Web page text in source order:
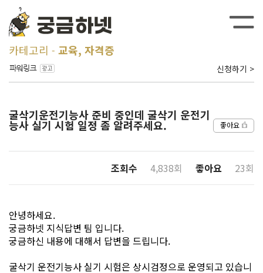
카테고리 교육, 자격증
신청하기 >
굴삭기운전기능사 준비 중인데 굴삭기 운전기
능사 실기 시험 일정 좀 알려주세요. 좋아요
조회수 4,838회 좋아요 23회
안녕하세요.
궁금하넷 지식답변 팀 입니다.
궁금하신 내용에 대해서 답변을 드립니다.
굴삭기 운전기능사 실기 시험은 상시검정으로 운영되고 있습니